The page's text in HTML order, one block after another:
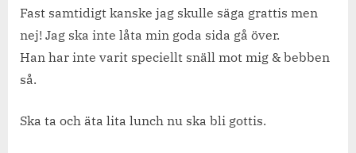
Fast samtidigt kanske jag skulle säga grattis men
nej! Jag ska inte låta min goda sida gå över.
Han har inte varit speciellt snäll mot mig & bebben
så.
Ska ta och äta lita lunch nu ska bli gottis.